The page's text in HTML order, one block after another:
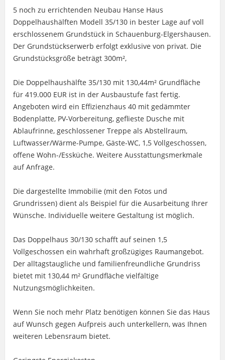
5 noch zu errichtenden Neubau Hanse Haus
Doppelhaushälften Modell 35/130 in bester Lage auf voll
erschlossenem Grundstück in Schauenburg-Elgershausen.
Der Grundstückserwerb erfolgt exklusive von privat. Die
Grundstücksgröße beträgt 300m²,
Die Doppelhaushälfte 35/130 mit 130,44m² Grundfläche
für 419.000 EUR ist in der Ausbaustufe fast fertig.
Angeboten wird ein Effizienzhaus 40 mit gedämmter
Bodenplatte, PV-Vorbereitung, geflieste Dusche mit
Ablaufrinne, geschlossener Treppe als Abstellraum,
Luftwasser/Wärme-Pumpe, Gäste-WC, 1,5 Vollgeschossen,
offene Wohn-/Essküche. Weitere Ausstattungsmerkmale
auf Anfrage.
Die dargestellte Immobilie (mit den Fotos und
Grundrissen) dient als Beispiel für die Ausarbeitung Ihrer
Wünsche. Individuelle weitere Gestaltung ist möglich.
Das Doppelhaus 30/130 schafft auf seinen 1,5
Vollgeschossen ein wahrhaft großzügiges Raumangebot.
Der alltagstaugliche und familienfreundliche Grundriss
bietet mit 130,44 m² Grundfläche vielfältige
Nutzungsmöglichkeiten.
Wenn Sie noch mehr Platz benötigen können Sie das Haus
auf Wunsch gegen Aufpreis auch unterkellern, was Ihnen
weiteren Lebensraum bietet.